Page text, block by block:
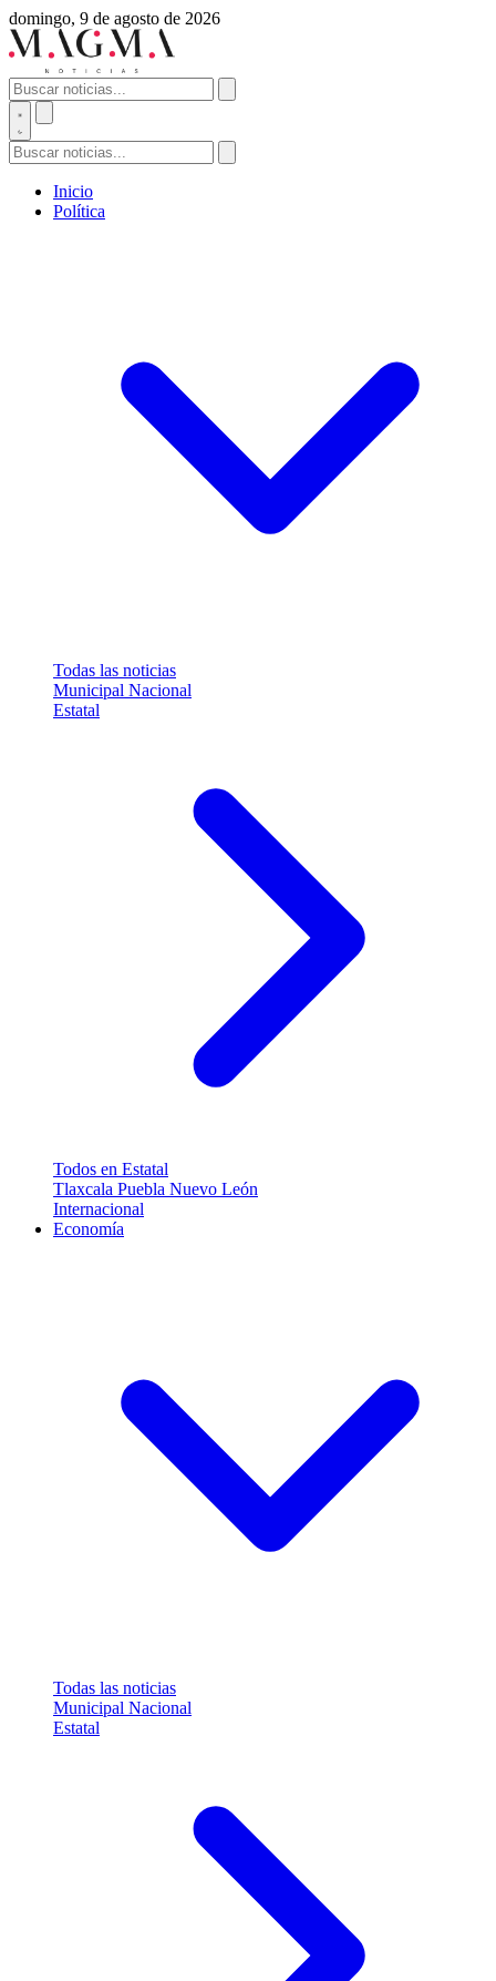
domingo, 9 de agosto de 2026
Inicio
Política
Todas las noticias
Municipal Nacional
Estatal
Todos en Estatal
Tlaxcala Puebla Nuevo León
Internacional
Economía
Todas las noticias
Municipal Nacional
Estatal